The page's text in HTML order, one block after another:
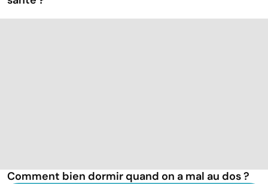
Comment bien dormir quand on a mal au dos ?